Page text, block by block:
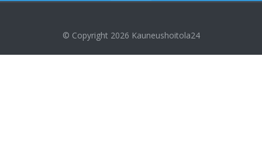
© Copyright 2026 Kauneushoitola24